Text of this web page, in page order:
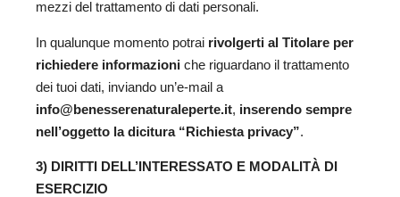
mezzi del trattamento di dati personali.
In qualunque momento potrai rivolgerti al Titolare per
richiedere informazioni che riguardano il trattamento
dei tuoi dati, inviando un’e-mail a
info@benesserenaturaleperte.it, inserendo sempre
nell’oggetto la dicitura “Richiesta privacy”.
3) DIRITTI DELL’INTERESSATO E MODALITÀ DI
ESERCIZIO